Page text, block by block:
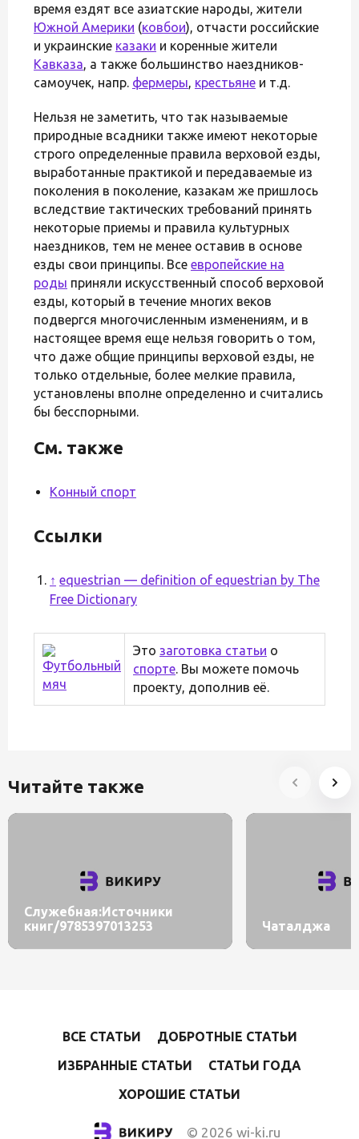
время ездят все азиатские народы, жители
Южной Америки (ковбои), отчасти российские
и украинские казаки и коренные жители
Кавказа, а также большинство наездников-
самоучек, напр. фермеры, крестьяне и т.д.
Нельзя не заметить, что так называемые
природные всадники также имеют некоторые
строго определенные правила верховой езды,
выработанные практикой и передаваемые из
поколения в поколение, казакам же пришлось
вследствие тактических требований принять
некоторые приемы и правила культурных
наездников, тем не менее оставив в основе
езды свои принципы. Все европейские на
роды приняли искусственный способ верховой
езды, который в течение многих веков
подвергся многочисленным изменениям, и в
настоящее время еще нельзя говорить о том,
что даже общие принципы верховой езды, не
только отдельные, более мелкие правила,
установлены вполне определенно и считались
бы бесспорными.
См. также
Конный спорт
Ссылки
↑ equestrian — definition of equestrian by The
Free Dictionary
Это заготовка статьи о
спорте. Вы можете помочь
проекту, дополнив её.
Читайте также
Служебная:Источники
книг/9785397013253
Чаталджа
ВСЕ СТАТЬИ
ДОБРОТНЫЕ СТАТЬИ
ИЗБРАННЫЕ СТАТЬИ
СТАТЬИ ГОДА
ХОРОШИЕ СТАТЬИ
© 2026 wi-ki.ru